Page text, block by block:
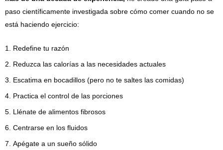
paso científicamente investigada sobre cómo comer cuando no se
está haciendo ejercicio:
Redefine tu razón
Reduzca las calorías a las necesidades actuales
Escatima en bocadillos (pero no te saltes las comidas)
Practica el control de las porciones
Llénate de alimentos fibrosos
Centrarse en los fluidos
Apégate a un sueño sólido